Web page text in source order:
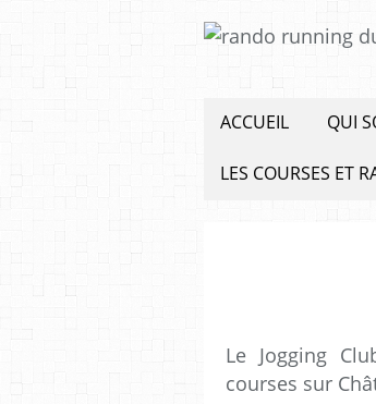
ACCUEIL QUI
LES COURSES ET
Le Jogging
courses sur